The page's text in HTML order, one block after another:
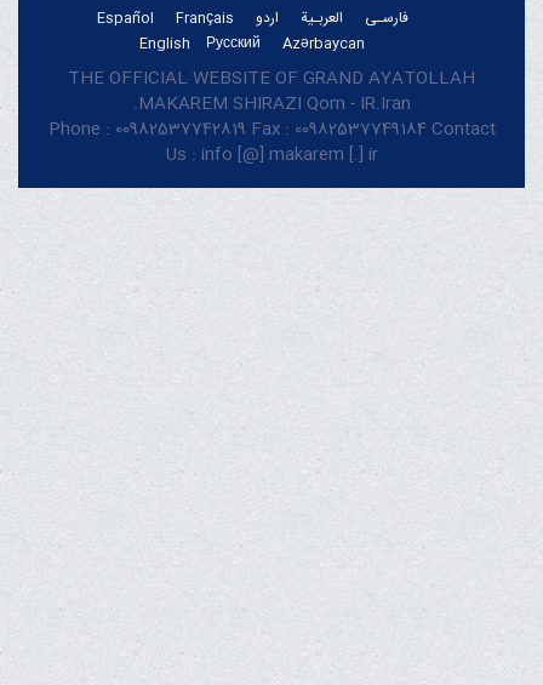
فارسـی العربـیة اردو Français
Español
Azərbaycan
Русский
English
THE OFFICIAL WEBSITE OF GRAND AYATOLLAH
MAKAREM SHIRAZI Qom - IR.Iran.
Phone : 00982537742819 Fax : 00982537749184 Contact
Us : info [@] makarem [.] ir